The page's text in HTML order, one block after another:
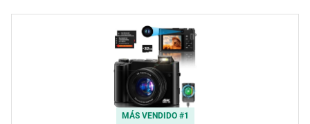
MÁS VENDIDO #1